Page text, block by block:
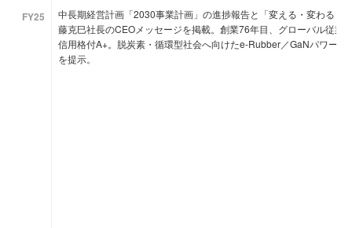
FY25
中長期経営計画「2030事業計画」の進捗報告と「変える・変わる・
藤克巳社長のCEOメッセージを掲載。創業76年目、グローバル従業
信用格付A+。脱炭素・循環型社会へ向けたe-Rubber／GaNパワー
を提示。